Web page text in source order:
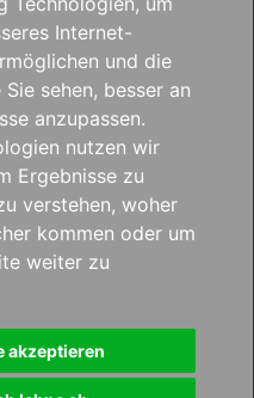
Internet-
und die
sehen, besser an
anzupassen.
nutzen wir
Ergebnisse zu
verstehen, woher
kommen oder um
weiter zu
akzeptieren
Unterstützer